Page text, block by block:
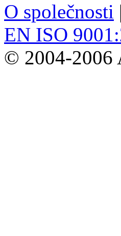
O společnosti |
EN ISO
© 2004-2006